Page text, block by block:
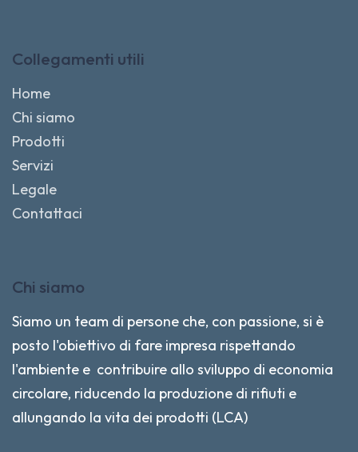
Collegamenti utili
Home
Chi siamo
Prodotti
Servizi
Legale
Contattaci
Chi siamo
Siamo un team di persone che, con passione, si è
posto l'obiettivo di fare impresa rispettando
l'ambiente e contribuire allo sviluppo di economia
circolare, riducendo la produzione di rifiuti e
allungando la vita dei prodotti (LCA)